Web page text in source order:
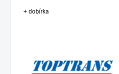
+ dobírka